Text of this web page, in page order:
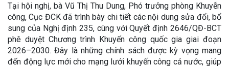
Tại hội nghị, bà Vũ Thị Thu Dung, Phó trưởng phòng Khuyễn
công, Cục ĐCK đã trình bày chi tiết các nội dung sửa đổi, bổ
sung của Nghị định 235, cùng với Quyết định 2646/QĐ-BCT
phê duyệt Chương trình Khuyến công quốc gia giai đoạn
2026–2030. Đây là những chính sách được kỳ vọng mang
đến động lực mới cho mạng lưới khuyến công cả nước, giúp